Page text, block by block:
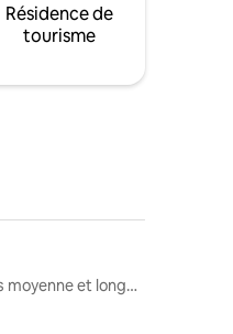
Résidence de
tourisme
Locations moyenne et longue durée